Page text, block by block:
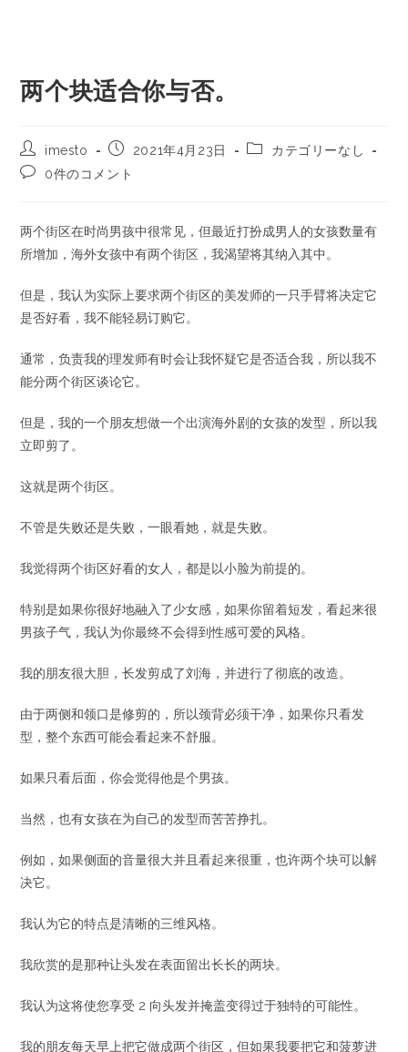
两个块适合你与否。
imesto 2021年4月23日
カテゴリーなし
0件のコメント
两个街区在时尚男孩中很常见，但最近打扮成男人的女孩数量有
所增加，海外女孩中有两个街区，我渴望将其纳入其中。
但是，我认为实际上要求两个街区的美发师的一只手臂将决定它
是否好看，我不能轻易订购它。
通常，负责我的理发师有时会让我怀疑它是否适合我，所以我不
能分两个街区谈论它。
但是，我的一个朋友想做一个出演海外剧的女孩的发型，所以我
立即剪了。
这就是两个街区。
不管是失败还是失败，一眼看她，就是失败。
我觉得两个街区好看的女人，都是以小脸为前提的。
特别是如果你很好地融入了少女感，如果你留着短发，看起来很
男孩子气，我认为你最终不会得到性感可爱的风格。
我的朋友很大胆，长发剪成了刘海，并进行了彻底的改造。
由于两侧和领口是修剪的，所以颈背必须干净，如果你只看发
型，整个东西可能会看起来不舒服。
如果只看后面，你会觉得他是个男孩。
当然，也有女孩在为自己的发型而苦苦挣扎。
例如，如果侧面的音量很大并且看起来很重，也许两个块可以解
决它。
我认为它的特点是清晰的三维风格。
我欣赏的是那种让头发在表面留出长长的两块。
我认为这将使您享受 2 向头发并掩盖变得过于独特的可能性。
我的朋友每天早上把它做成两个街区，但如果我要把它和菠萝进